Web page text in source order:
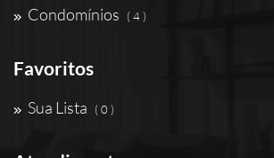
Condomínios ( 4 )
Favoritos
Sua Lista ( 0 )